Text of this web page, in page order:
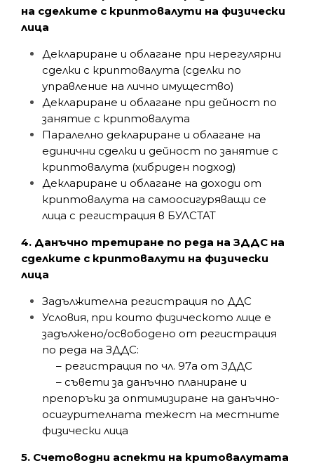
на сделките с криптовалути на физически
лица
Деклариране и облагане при нерегулярни
сделки с криптовалута (сделки по
управление на лично имущество)
Деклариране и облагане при дейност по
занятие с криптовалута
Паралелно деклариране и облагане на
единични сделки и дейност по занятие с
криптовалута (хибриден подход)
Деклариране и облагане на доходи от
криптовалута на самоосигуряващи се
лица с регистрация в БУЛСТАТ
4. Данъчно третиране по реда на ЗДДС на
сделките с криптовалути на физически
лица
Задължителна регистрация по ДДС
Условия, при които физическото лице е
задължено/освободено от регистрация
по реда на ЗДДС:
– регистрация по чл. 97а от ЗДДС
– съвети за данъчно планиране и
препоръки за оптимизиране на данъчно-
осигурителната тежест на местните
физически лица
5. Счетоводни аспекти на критовалутата